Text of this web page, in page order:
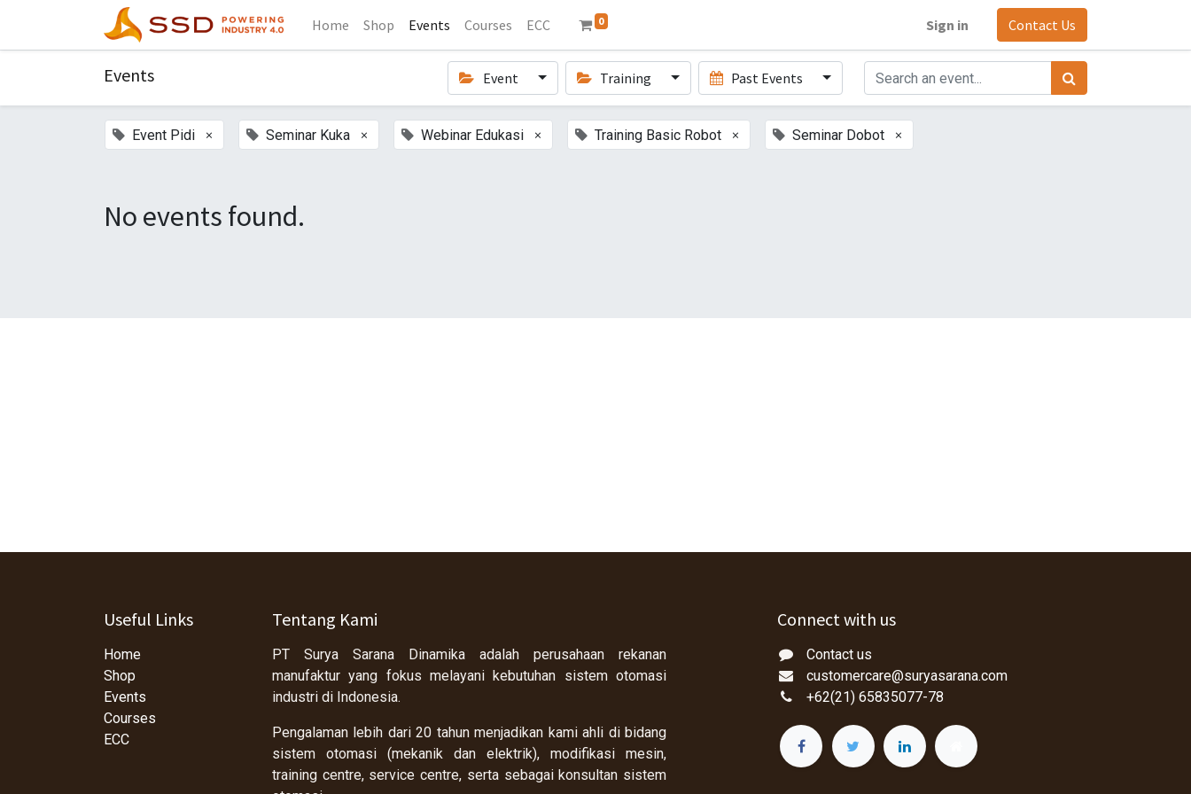
Home Shop Events Courses ECC 0 Sign in Contact Us
Events Event Training Past Events
Event Pidi × Seminar Kuka × Webinar Edukasi × Training Basic Robot × Seminar Dobot ×
No events found.
Useful Links
Home
Shop
Events
Courses
ECC
Tentang Kami
PT Surya Sarana Dinamika adalah perusahaan rekanan
manufaktur yang fokus melayani kebutuhan sistem otomasi
industri di Indonesia.
Pengalaman lebih dari 20 tahun menjadikan kami ahli di bidang
sistem otomasi (mekanik dan elektrik), modifikasi mesin,
training centre, service centre, serta sebagai konsultan sistem
Connect with us
Contact us
customercare@suryasarana.com
+62(21) 65835077-78